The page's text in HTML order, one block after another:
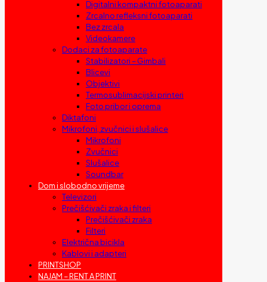
Digitalni kompaktni fotoaparati
Zrcalno refleksni fotoaparati
Bez zrcala
Videokamere
Dodaci za fotoaparate
Stabilizatori – Gimbali
Blicevi
Objektivi
Termosublimacijski printeri
Foto pribor i oprema
Diktafoni
Mikrofoni, zvučnici i slušalice
Mikrofoni
Zvučnici
Slušalice
Soundbar
Dom i slobodno vrijeme
Televizori
Prečišćivači zraka i filteri
Prečišćivači zraka
Filteri
Električna bicikla
Kablovi i adapteri
PRINTSHOP
NAJAM – RENT A PRINT